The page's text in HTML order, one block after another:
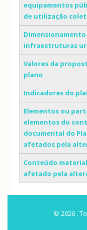
equipamentos
de utilização
Dimensionamento
infraestruturas
Valores da
plano
Indicadores do
Elementos ou
elementos do
documental do
afetados pela
Conteúdo material
afetado pela
© 2026 .